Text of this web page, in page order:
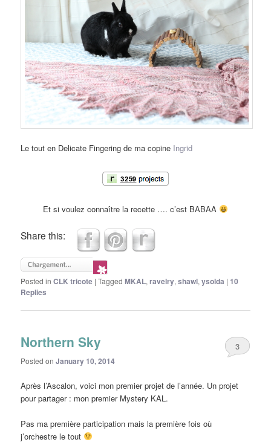
Le tout en Delicate Fingering de ma copine Ingrid
Et si voulez connaître la recette …. c’est BABAA
Share this:
Posted in CLK tricote |Tagged MKAL,ravelry,shawl,ysolda | 10
Replies
Northern Sky
Posted onJanuary 10, 2014
3
Après l’Ascalon, voici mon premier projet de l’année. Un projet
pour partager : mon premier Mystery KAL.
Pas ma première participation mais la première fois où
j’orchestre le tout